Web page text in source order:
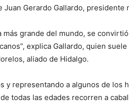
Juan Gerardo Gallardo, presidente
más grande del mundo, se
explica Gallardo, quien
aliado de Hidalgo.
y representando a algunos de los
todas las edades recorren a